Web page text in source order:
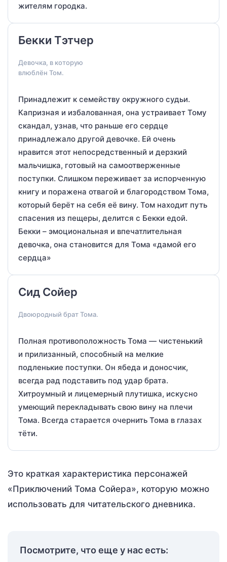
жителям городка.
Бекки Тэтчер
Девочка, в которую
влюблён Том.
Принадлежит к семейству окружного судьи.
Капризная и избалованная, она устраивает Тому
скандал, узнав, что раньше его сердце
принадлежало другой девочке. Ей очень
нравится этот непосредственный и дерзкий
мальчишка, готовый на самоотверженные
поступки. Слишком переживает за испорченную
книгу и поражена отвагой и благородством Тома,
который берёт на себя её вину. Том находит путь
спасения из пещеры, делится с Бекки едой.
Бекки – эмоциональная и впечатлительная
девочка, она становится для Тома «дамой его
сердца»
Сид Сойер
Двоюродный брат Тома.
Полная противоположность Тома — чистенький
и прилизанный, способный на мелкие
подленькие поступки. Он ябеда и доносчик,
всегда рад подставить под удар брата.
Хитроумный и лицемерный плутишка, искусно
умеющий перекладывать свою вину на плечи
Тома. Всегда старается очернить Тома в глазах
тёти.
Это краткая характеристика персонажей
«Приключений Тома Сойера», которую можно
использовать для читательского дневника.
Посмотрите, что еще у нас есть: